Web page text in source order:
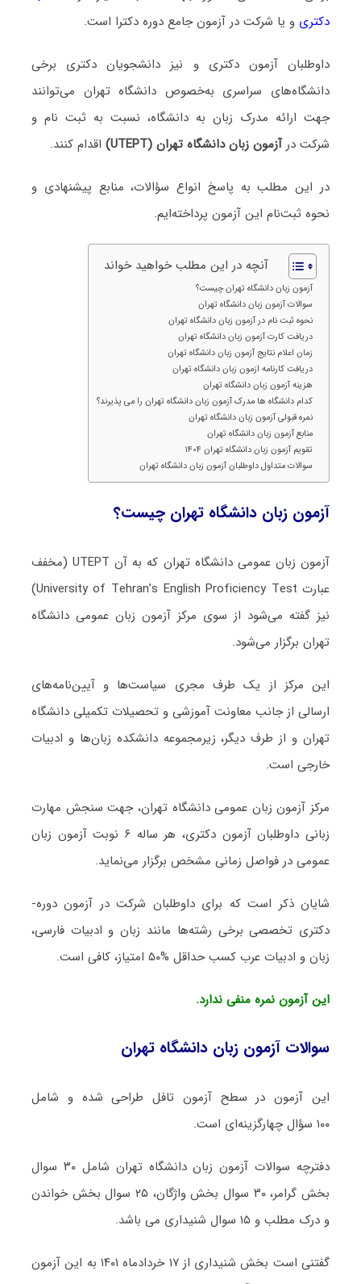
دکتری و یا شرکت در آزمون جامع دوره دکترا است.
داوطلبان آزمون دکتری و نیز دانشجویان دکتری برخی
دانشگاه‌های سراسری به‌خصوص دانشگاه تهران می‌توانند
جهت ارائه مدرک زبان به دانشگاه، نسبت به ثبت نام و
شرکت درآزمون زبان دانشگاه تهران (UTEPT) اقدام کنند.
در این مطلب به پاسخ انواع سؤالات، منابع پیشنهادی و
نحوه ثبت‌نام این آزمون پرداخته‌ایم.
آنچه در این مطلب خواهید خواند
آزمون زبان دانشگاه تهران چیست؟
سوالات آزمون زبان دانشگاه تهران
نحوه ثبت‌ نام در آزمون زبان دانشگاه تهران
دریافت کارت آزمون زبان دانشگاه تهران
زمان اعلام نتایج آزمون زبان دانشگاه تهران
دریافت کارنامه ازمون زبان دانشگاه تهران
هزینه آزمون زبان دانشگاه تهران
کدام دانشگاه ها مدرک آزمون زبان دانشگاه تهران را می پذیرند؟
نمره قبولی آزمون زبان دانشگاه تهران
منابع آزمون زبان دانشگاه تهران
تقویم آزمون زبان دانشگاه تهران ۱۴۰۴
سوالات متداول داوطلبان آزمون زبان دانشگاه تهران
آزمون زبان دانشگاه تهران چیست؟
آزمون زبان عمومی دانشگاه تهران که به آن UTEPT (مخفف
عبارت University of Tehran’s English Proficiency Test)
نیز گفته می‌شود از سوی مرکز آزمون زبان عمومی دانشگاه
تهران برگزار می‌شود.
این مرکز از یک طرف مجری سیاست‌ها و آیین‌نامه‌های
ارسالی از جانب معاونت آموزشی و تحصیلات تکمیلی دانشگاه
تهران و از طرف دیگر، زیرمجموعه­ دانشکده­ زبان‌ها و ادبیات
خارجی است.
مرکز آزمون زبان عمومی دانشگاه تهران، جهت سنجش مهارت
زبانی داوطلبان آزمون دکتری، هر ساله ۶ نوبت آزمون زبان
عمومی در فواصل زمانی مشخص برگزار می‌نماید.
شایان ذکر است که برای داوطلبان شرکت در آزمون دوره­
دکتری تخصصی برخی رشته‌ها مانند زبان و ادبیات فارسی،
زبان و ادبیات عرب کسب حداقل %۵۰ امتیاز، کافی است.
این آزمون نمره‌ منفی ندارد.
سوالات آزمون زبان دانشگاه تهران
این آزمون در سطح آزمون تافل طراحی شده و شامل
۱۰۰ سؤال چهارگزینه‌ای است.
دفترچه سوالات آزمون زبان دانشگاه تهران شامل ۳۰ سوال
بخش گرامر، ۳۰ سوال بخش واژگان، ۲۵ سوال بخش خواندن
و درک مطلب و ۱۵ سوال شنیداری می باشد.
گفتنی است بخش شنیداری از ۱۷ خردادماه ۱۴۰۱ به این آزمون